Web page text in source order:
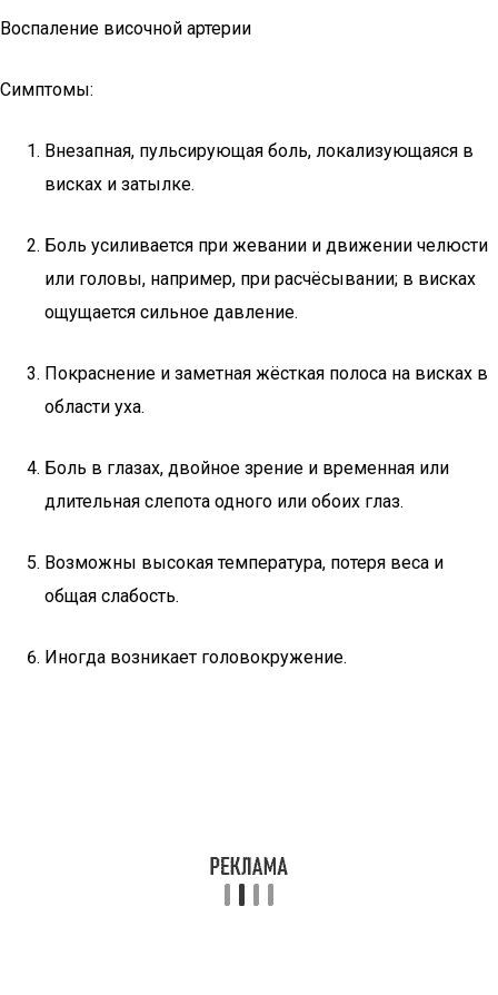
Воспаление височной артерии
Симптомы:
Внезапная, пульсирующая боль, локализующаяся в
висках и затылке.
Боль усиливается при жевании и движении челюсти
или головы, например, при расчёсывании; в висках
ощущается сильное давление.
Покраснение и заметная жёсткая полоса на висках в
области уха.
Боль в глазах, двойное зрение и временная или
длительная слепота одного или обоих глаз.
Возможны высокая температура, потеря веса и
общая слабость.
Иногда возникает головокружение.